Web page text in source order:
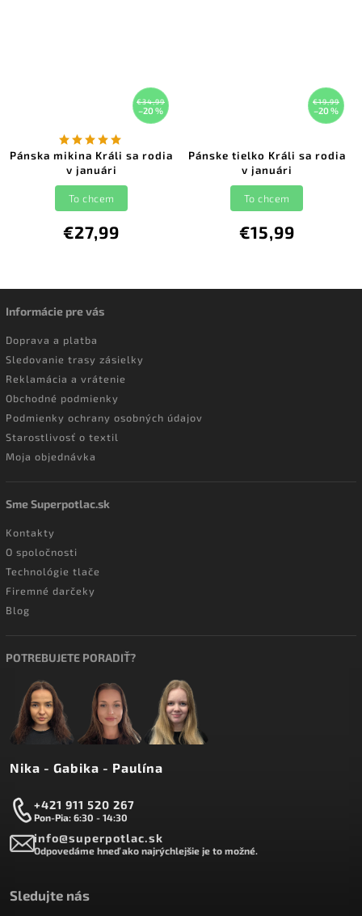
€34,99
–20 %
Pánska mikina Králi sa rodia
v januári
€27,99
To chcem
€19,99
–20 %
Pánske tielko Králi sa rodia
v januári
€15,99
To chcem
Informácie pre vás
Doprava a platba
Sledovanie trasy zásielky
Reklamácia a vrátenie
Obchodné podmienky
Podmienky ochrany osobných údajov
Starostlivosť o textil
Moja objednávka
Sme Superpotlac.sk
Kontakty
O spoločnosti
Technológie tlače
Firemné darčeky
Blog
POTREBUJETE PORADIŤ?
Nika - Gabika - Paulína
+421 911 520 267
Pon-Pia: 6:30 - 14:30
info@superpotlac.sk
Odpovedáme hneď ako najrýchlejšie je to možné.
Sledujte nás